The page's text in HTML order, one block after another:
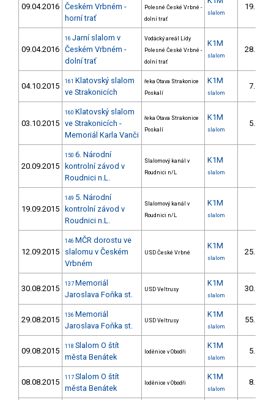
09.04.2016 Českém Vrbném -
horní trať
Polesné České Vrbné -
dolní trať
slalom
19.
09.04.2016
16 Jarní slalom v
Českém Vrbném -
dolní trať
Vodácký areál Lídy
Polesné České Vrbné -
dolní trať
K1M
slalom
28.
04.10.2015 161 Klatovský slalom
ve Strakonicích
řeka Otava Strakonice
Poskalí
K1M
slalom
7.
03.10.2015
160 Klatovský slalom
ve Strakonicích -
Memoriál Karla Vanči
řeka Otava Strakonice
Poskalí
K1M
slalom
5.
20.09.2015
150 6. Národní
kontrolní závod v
Roudnici n.L.
Slalomový kanál v
Roudnici n/L
K1M
slalom
19.09.2015
149 5. Národní
kontrolní závod v
Roudnici n.L.
Slalomový kanál v
Roudnici n/L
K1M
slalom
12.09.2015
146 MČR dorostu ve
slalomu v Českém
Vrbném
USD České Vrbné
K1M
slalom
25.
30.08.2015 137 Memoriál
Jaroslava Foňka st.
USD Veltrusy
K1M
slalom
30.
29.08.2015 136 Memoriál
Jaroslava Foňka st.
USD Veltrusy
K1M
slalom
55.
09.08.2015 118 Slalom O štít
města Benátek
loděnice v Obodři
K1M
slalom
5.
08.08.2015 117 Slalom O štít
města Benátek
loděnice v Obodři
K1M
slalom
8.